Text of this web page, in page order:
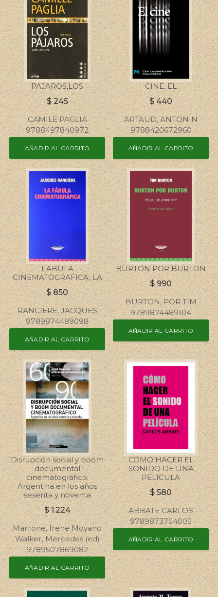
PAJAROS,LOS
$ 245
CAMILE PAGLIA
9788497840972
AÑADIR AL CARRITO
CINE, EL
$ 440
ARTAUD, ANTONIN
9788420672960
AÑADIR AL CARRITO
FABULA
CINEMATOGRAFICA, LA
$ 850
RANCIERE, JACQUES
9789874489098
AÑADIR AL CARRITO
BURTON POR BURTON
$990
BURTON, POR TIM
9789874489104
AÑADIR AL CARRITO
Disrupción social y boom
documental
cinematográfico.
Argentina en los años
sesenta y noventa
$1.224
Marrone, Irene Moyano
Walker, Mercedes (ed)
9789507869082
AÑADIR AL CARRITO
COMO HACER EL
SONIDO DE UNA
PELICULA
$580
ABBATE CARLOS
9789873754005
AÑADIR AL CARRITO